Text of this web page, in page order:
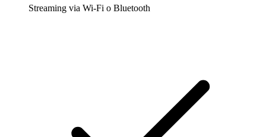
Streaming via Wi-Fi o Bluetooth